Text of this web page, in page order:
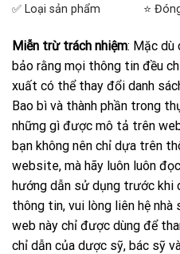
✅ Loại sản phẩm
⭐
Miễn trừ trách nhiệm: Mặc dù
bảo rằng mọi thông tin đều
xuất có thể thay đổi danh
Bao bì và thành phần trong
những gì được mô tả trên
bạn không nên chỉ dựa trên
website, mà hãy luôn luôn
hướng dẫn sử dụng trước khi
thông tin, vui lòng liên hệ
web này chỉ được dùng để
chỉ dẫn của dược sỹ, bác sỹ